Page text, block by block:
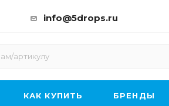
info@5drops.ru
КАК КУПИТЬ БРЕНДЫ